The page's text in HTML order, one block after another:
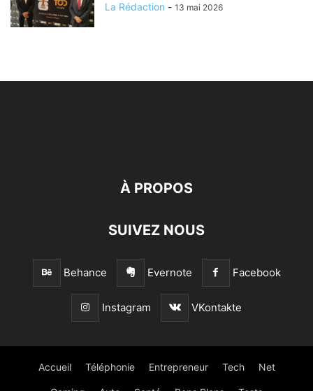
La Rédaction - 13 mai 2026
À PROPOS
SUIVEZ NOUS
Behance Evernote Facebook
Instagram VKontakte
Accueil Téléphonie Entrepreneur Tech Net